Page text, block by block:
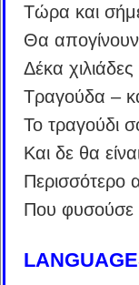
Τώρα και
Θα
Δέκα
Τραγούδα –
Το τραγούδι
Και δε θα
Περισσότερο
Που φυσούσε